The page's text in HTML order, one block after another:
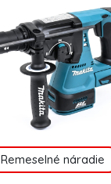
Remeselné náradie